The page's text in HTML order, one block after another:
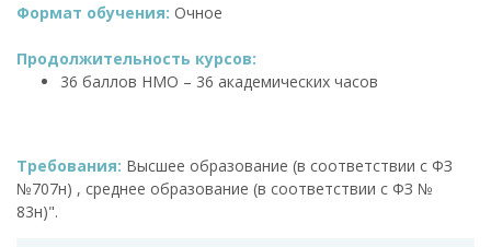
Формат обучения: Очное
Продолжительность курсов:
36 баллов НМО – 36 академических часов
Требования: Высшее образование (в соответствии с ФЗ
№707н) , среднее образование (в соответствии с ФЗ №
83н)".